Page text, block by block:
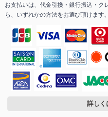
お支払いは、代金引換・銀行振込・ク
ら、いずれかの方法をお選び頂けます。
詳しく